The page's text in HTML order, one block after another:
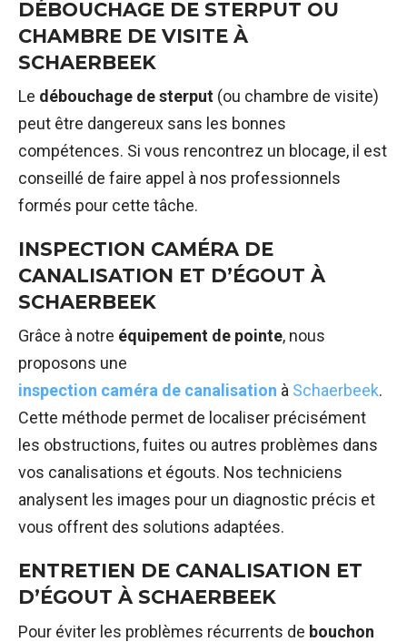
DÉBOUCHAGE DE STERPUT OU
CHAMBRE DE VISITE À
SCHAERBEEK
Le débouchage de sterput (ou chambre de visite)
peut être dangereux sans les bonnes
compétences. Si vous rencontrez un blocage, il est
conseillé de faire appel à nos professionnels
formés pour cette tâche.
INSPECTION CAMÉRA DE
CANALISATION ET D’ÉGOUT À
SCHAERBEEK
Grâce à notre équipement de pointe, nous
proposons une
inspection caméra de canalisation à Schaerbeek.
Cette méthode permet de localiser précisément
les obstructions, fuites ou autres problèmes dans
vos canalisations et égouts. Nos techniciens
analysent les images pour un diagnostic précis et
vous offrent des solutions adaptées.
ENTRETIEN DE CANALISATION ET
D’ÉGOUT À SCHAERBEEK
Pour éviter les problèmes récurrents de bouchon